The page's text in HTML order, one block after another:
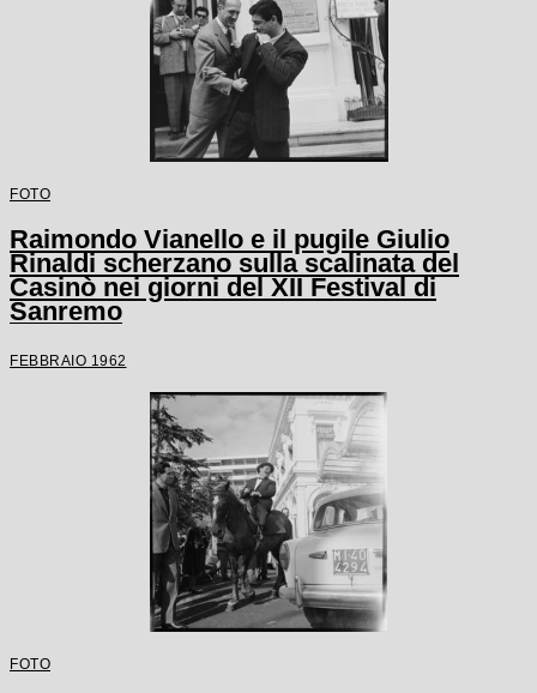
FOTO
Raimondo Vianello e il pugile Giulio
Rinaldi scherzano sulla scalinata del
Casinò nei giorni del XII Festival di
Sanremo
FEBBRAIO 1962
FOTO